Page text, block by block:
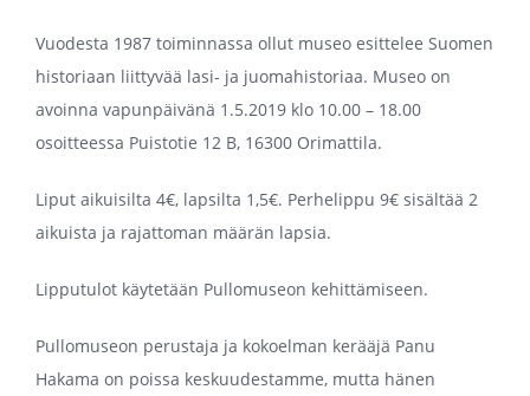
Vuodesta 1987 toiminnassa ollut museo esittelee Suomen
historiaan liittyvää lasi- ja juomahistoriaa. Museo on
avoinna vapunpäivänä 1.5.2019 klo 10.00 – 18.00
osoitteessa Puistotie 12 B, 16300 Orimattila.
Liput aikuisilta 4€, lapsilta 1,5€. Perhelippu 9€ sisältää 2
aikuista ja rajattoman määrän lapsia.
Lipputulot käytetään Pullomuseon kehittämiseen.
Pullomuseon perustaja ja kokoelman kerääjä Panu
Hakama on poissa keskuudestamme, mutta hänen